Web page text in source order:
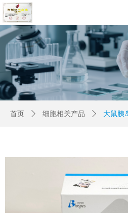
首页 ꄲ 细胞相关产品 ꄲ 大鼠胰